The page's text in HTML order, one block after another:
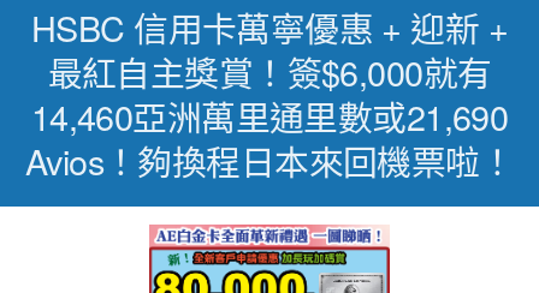
HSBC 信用卡萬寧優惠 + 迎新 +
最紅自主獎賞！簽$6,000就有
14,460亞洲萬里通里數或21,690
Avios！夠換程日本來回機票啦！